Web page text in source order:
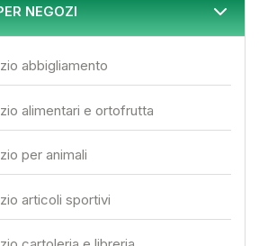
NEGOZI
abbigliamento
alimentari e ortofrutta
per animali
articoli sportivi